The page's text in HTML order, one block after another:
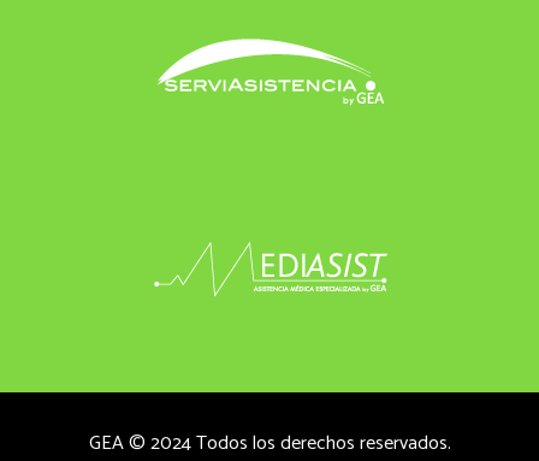
GEA © 2024 Todos los derechos reservados.